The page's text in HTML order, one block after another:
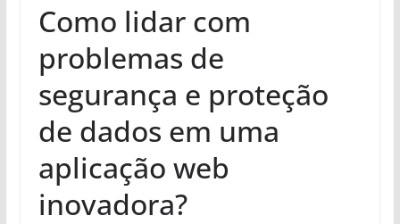
Como lidar com
problemas de
segurança e proteção
de dados em uma
aplicação web
inovadora?